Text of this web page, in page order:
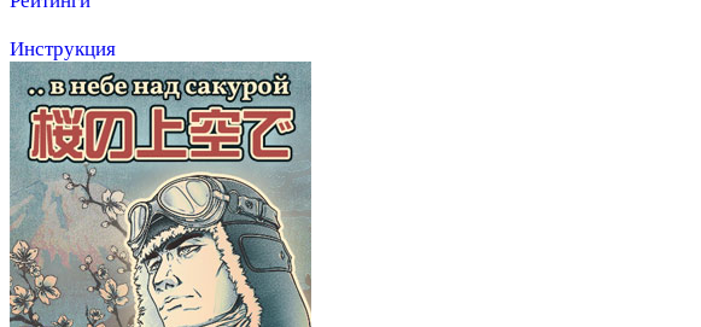
Инструкция